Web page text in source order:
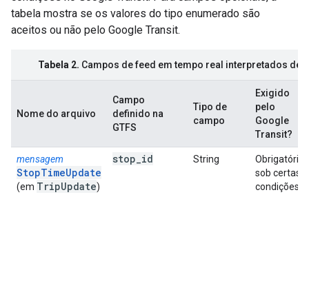
tabela mostra se os valores do tipo enumerado são
aceitos ou não pelo Google Transit.
Tabela 2. Campos de feed em tempo real interpretados de
Nome do arquivo
Campo
definido na
GTFS
Tipo de
campo
Exigido
pelo
Google
Transit?
mensagem
StopTimeUpdate
(em TripUpdate)
stop id String
Obrigatório
sob certas
condições